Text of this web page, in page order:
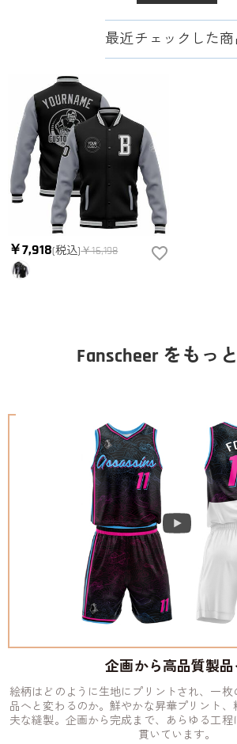
最近チェックした商
￥7,918(税込)￥16,198
Fanscheer をもっ
企画から高品質製品
絵柄はどのように生地にプリントされ、一
品へと変わるのか。鮮やかな昇華プリント
夫な縫製。企画から完成まで、あらゆる工程
貫いています。